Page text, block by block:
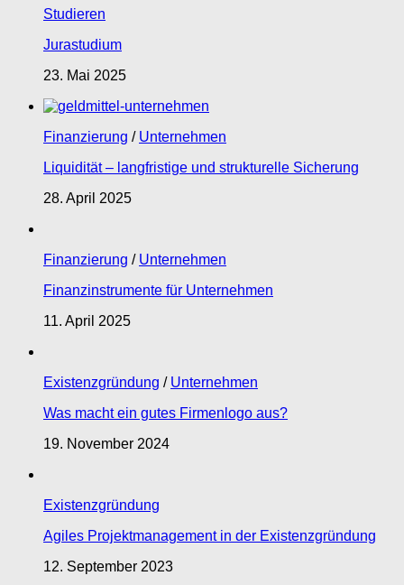
Studieren
Jurastudium
23. Mai 2025
Finanzierung / Unternehmen
Liquidität – langfristige und strukturelle Sicherung
28. April 2025
Finanzierung / Unternehmen
Finanzinstrumente für Unternehmen
11. April 2025
Existenzgründung / Unternehmen
Was macht ein gutes Firmenlogo aus?
19. November 2024
Existenzgründung
Agiles Projektmanagement in der Existenzgründung
12. September 2023